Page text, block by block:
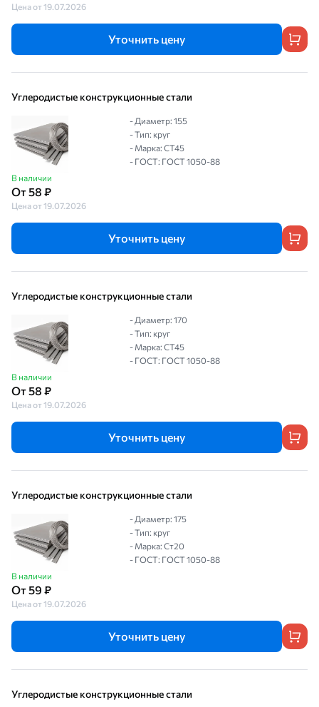
Цена от 19.07.2026
Уточнить цену
Углеродистые конструкционные стали
В наличии
От 58 ₽
Цена от 19.07.2026
- Диаметр: 155
- Тип: круг
- Марка: СТ45
- ГОСТ: ГОСТ 1050-88
Уточнить цену
Углеродистые конструкционные стали
В наличии
От 58 ₽
Цена от 19.07.2026
- Диаметр: 170
- Тип: круг
- Марка: СТ45
- ГОСТ: ГОСТ 1050-88
Уточнить цену
Углеродистые конструкционные стали
В наличии
От 59 ₽
Цена от 19.07.2026
- Диаметр: 175
- Тип: круг
- Марка: Ст20
- ГОСТ: ГОСТ 1050-88
Уточнить цену
Углеродистые конструкционные стали